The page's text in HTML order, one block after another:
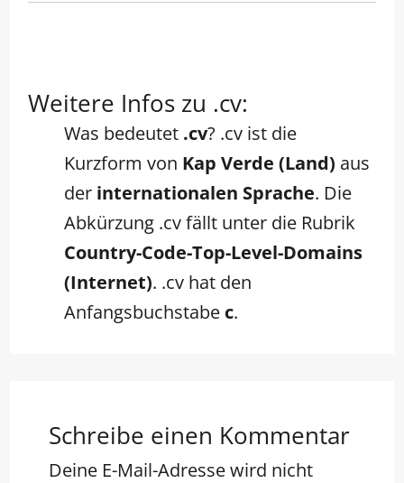
Weitere Infos zu .cv:
Was bedeutet .cv? .cv ist die
Kurzform von Kap Verde (Land) aus
der internationalen Sprache. Die
Abkürzung .cv fällt unter die Rubrik
Country-Code-Top-Level-Domains
(Internet). .cv hat den
Anfangsbuchstabe c.
Schreibe einen Kommentar
Deine E-Mail-Adresse wird nicht